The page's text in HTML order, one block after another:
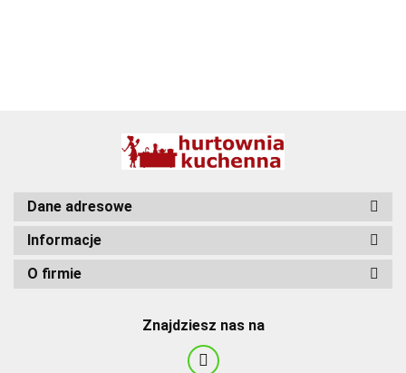
Dane adresowe
Informacje
O firmie
Znajdziesz nas na